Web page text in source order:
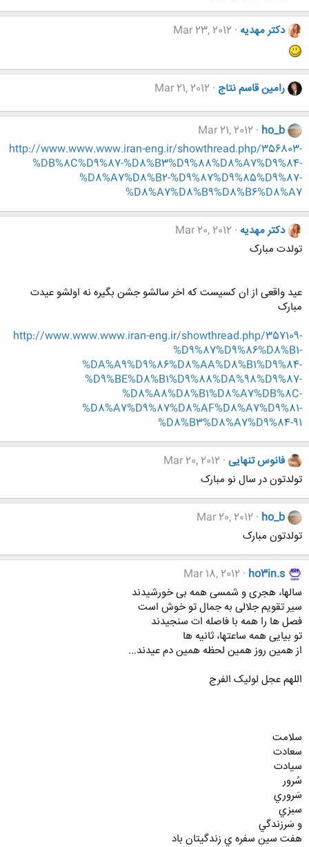
دکتر مهدیه Mar 23, 2012
رامین قاسم نتاج Mar 21, 2012
ho_b
Mar 21, 2012
http://www.www.www.iran-eng.ir/showthread.php/356803-
%DB%8C%D9%87-%D8%B3%D9%88%D8%A7%D9%84-
%D8%A7%D8%B2-%D9%87%D9%85%D9%87-
%D8%A7%D8%B9%D8%B6%D8%A7
دکتر مهدیه Mar 20, 2012
تولدت مبارک
عید واقعی از ان کسیست که اخر سالشو جشن بگیره نه اولشو عیدت
مبارک
http://www.www.www.iran-eng.ir/showthread.php/357109-
%D9%87%D9%86%D8%B1-
%DA%A9%D9%86%D8%AA%D8%B1%D9%84-
%D9%BE%D8%B1%D9%88%DA%98%D9%87-
%D8%A8%D8%B1%D8%A7%DB%8C-
%D8%A7%D9%87%D8%AF%D8%A7%D9%81-
%D8%B3%D8%A7%D9%84-91
فانوس تنهایی Mar 20, 2012
تولدتون در سال نو مبارک
ho_b
Mar 20, 2012
تولدتون مبارک
ho3in.s
Mar 18, 2012
سالها، هجری و شمسی همه بی خورشیدند
سیر تقویم جلالی به جمال تو خوش است
فصل ها را همه با فاصله ات سنجیدند
تو بیایی همه ساعتها، ثانیه ها
از همین روز همین لحظه همین دم عیدند...
اللهم عجل لولیک الفرج
سلامت
سعادت
سيادت
سُرور
سَروري
سبزي
و سَرزندگي
هفت سين سفره ي زندگيتان باد